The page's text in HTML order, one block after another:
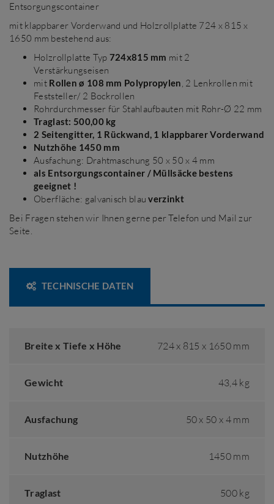
Entsorgungscontainer
mit klappbarer Vorderwand und Holzrollplatte 724 x 815 x
1650 mm bestehend aus:
Holzrollplatte Typ 724x815 mm mit 2
Verstärkungseisen
mit Rollen ø 108 mm Polypropylen, 2 Lenkrollen mit
Feststeller/ 2 Bockrollen
Rohrdurchmesser für Stahlaufbauten mit Rohr-Ø 22 mm
Traglast: 500,00 kg
2 Seitengitter, 1 Rückwand, 1 klappbarer Vorderwand
Nutzhöhe 1450 mm
Ausfachung: Drahtmaschung 50 x 50 x 4 mm
als Entsorgungscontainer / Müllsäcke bestens
geeignet !
Oberfläche: galvanisch blauverzinkt
Bei Fragen stehen wir Ihnen gerne per Telefon und Mail zur
Seite.
TECHNISCHE DATEN
Breite x Tiefe x Höhe 724 x 815 x 1650 mm
Gewicht 43,4 kg
Ausfachung 50 x 50 x 4 mm
Nutzhöhe 1450 mm
Traglast 500 kg